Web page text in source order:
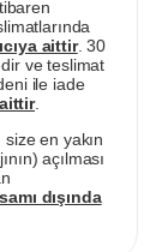
aittir. 30
ve teslimat
ile iade
aittir.
en yakın
açılması
dışında